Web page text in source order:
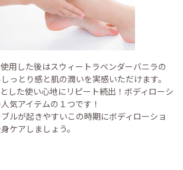
用した後はスウィートラベンダーバニラの
っとり感と肌の潤いを実感いただけます。
した使い心地にリピート続出！ボディローシ
気アイテムの１つです！
ルが起きやすいこの時期にボディローショ
ケアしましょう。